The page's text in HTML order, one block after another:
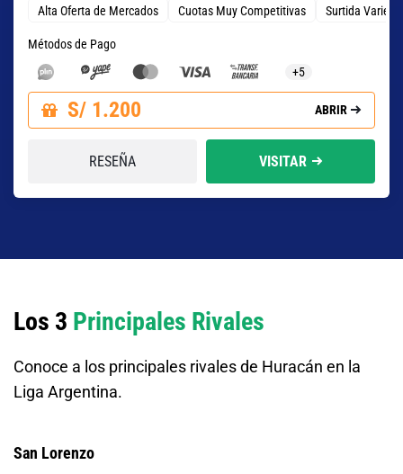
Alta Oferta de Mercados Cuotas Muy Competitivas Surtida
Métodos de Pago
+5
S/ 1.200 ABRIR
RESEÑA VISITAR
Los 3 Principales Rivales
Conoce a los principales rivales de Huracán en la
Liga Argentina.
San Lorenzo